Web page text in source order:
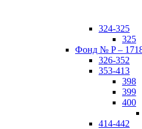
324-325
325
Фонд № P –
326-352
353-413
398
399
400
414-442